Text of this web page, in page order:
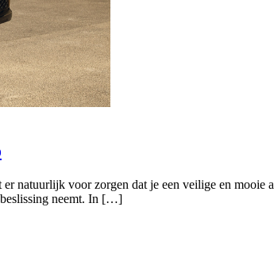
natuurlijk voor zorgen dat je een veilige en
beslissing neemt. In […]